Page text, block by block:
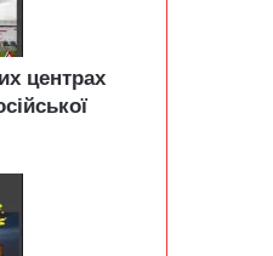
центрах